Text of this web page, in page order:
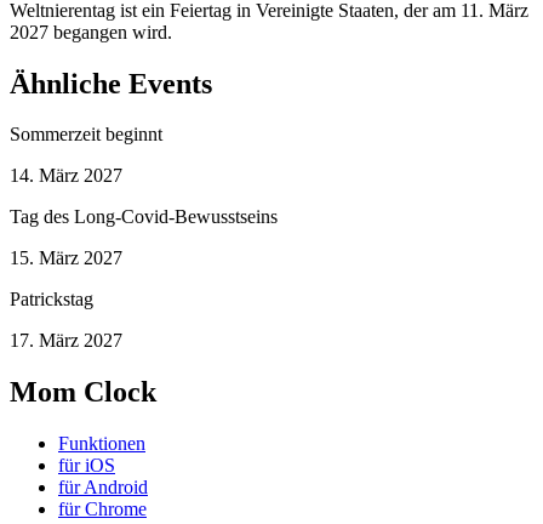
Weltnierentag ist ein Feiertag in Vereinigte Staaten, der am 11. März
2027 begangen wird.
Ähnliche Events
Sommerzeit beginnt
14. März 2027
Tag des Long-Covid-Bewusstseins
15. März 2027
Patrickstag
17. März 2027
Mom Clock
Funktionen
für iOS
für Android
für Chrome